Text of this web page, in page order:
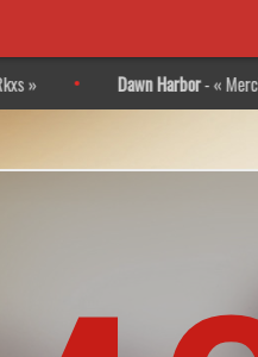
Dawn Harbor- Merci à